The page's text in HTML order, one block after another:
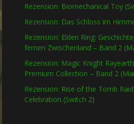
Rezension: Biomechanical Toy
Rezension: Das Schloss im
Rezension: Elden Ring:
fernen Zwischenland – Band 2
Rezension: Magic Knight
Premium Collection – Band 2
Rezension: Rise of the Tomb
Celebration (Switch 2)